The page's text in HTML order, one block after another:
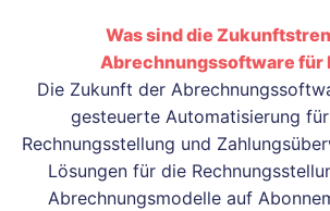
Was sind die
Abrechnungssoftware für
Die Zukunft der
gesteuerte Automatisierung
Rechnungsstellung und
Lösungen für die
Abrechnungsmodelle auf